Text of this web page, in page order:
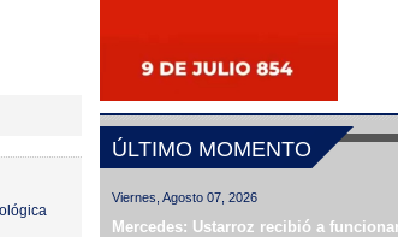
ÚLTIMO MOMENTO
Viernes, Agosto 07, 2026
Mercedes: Ustarroz recibió a